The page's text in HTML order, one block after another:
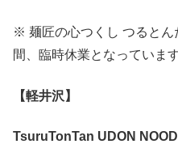
※ 麺匠の心つくし つるとん
間、臨時休業となっています
【軽井沢】
TsuruTonTan UDON